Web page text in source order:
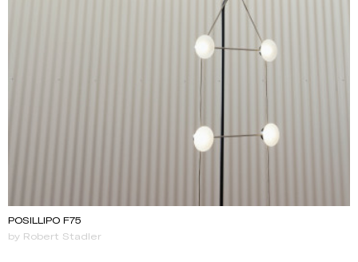
POSILLIPO F75
by Robert Stadler